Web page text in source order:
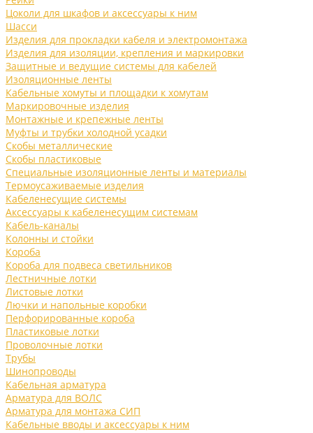
Цоколи для шкафов и аксессуары к ним
Шасси
Изделия для прокладки кабеля и электромонтажа
Изделия для изоляции, крепления и маркировки
Защитные и ведущие системы для кабелей
Изоляционные ленты
Кабельные хомуты и площадки к хомутам
Маркировочные изделия
Монтажные и крепежные ленты
Муфты и трубки холодной усадки
Скобы металлические
Скобы пластиковые
Специальные изоляционные ленты и материалы
Термоусаживаемые изделия
Кабеленесущие системы
Аксессуары к кабеленесущим системам
Кабель-каналы
Колонны и стойки
Короба
Короба для подвеса светильников
Лестничные лотки
Листовые лотки
Лючки и напольные коробки
Перфорированные короба
Пластиковые лотки
Проволочные лотки
Трубы
Шинопроводы
Кабельная арматура
Арматура для ВОЛС
Арматура для монтажа СИП
Кабельные вводы и аксессуары к ним